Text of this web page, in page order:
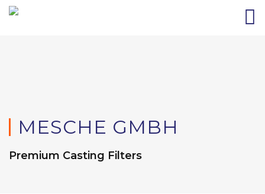
MESCHE GMBH
Premium Casting Filters